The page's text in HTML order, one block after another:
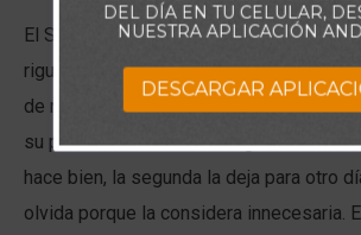
El Señor quiere que sigamos sus
rigurosamente. Por desgracia, nos
de nuestros deseos a su plan. Somos
su padre o su madre le asignan tres
hace bien, la segunda la deja para otro
olvida porque la considera innecesaria.
DEL DÍA EN TU CELULAR,
NUESTRA APLICACIÓN
DESCARGAR